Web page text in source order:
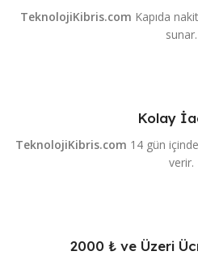
TeknolojiKibris.com Kapıda
sunar.
Kolay
TeknolojiKibris.com 14 gün
verir.
2000 ₺ ve Üzeri